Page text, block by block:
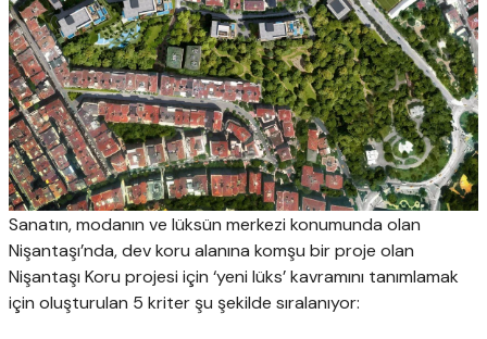
Sanatın, modanın ve lüksün merkezi konumunda olan
Nişantaşı’nda, dev koru alanına komşu bir proje olan
Nişantaşı Koru projesi için ‘yeni lüks’ kavramını tanımlamak
için oluşturulan 5 kriter şu şekilde sıralanıyor: